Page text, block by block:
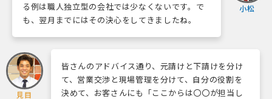
小松
る例は職人独立型の会社では少なくないです。で
も、翌月までにはその決心をしてきましたね。
見目
皆さんのアドバイス通り、元請けと下請けを分け
て、営業交渉と現場管理を分けて、自分の役割を
決めて、お客さんにも「ここからは〇〇が担当し